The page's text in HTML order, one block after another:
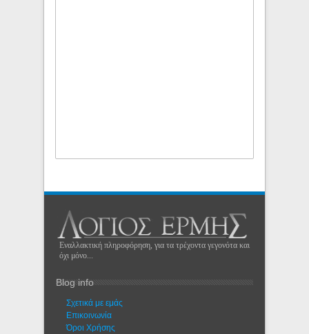
Εναλλακτική πληροφόρηση, για τα τρέχοντα γεγονότα και
όχι μόνο...
Blog info
Σχετικά με εμάς
Eπικοινωνία
Όροι Χρήσης